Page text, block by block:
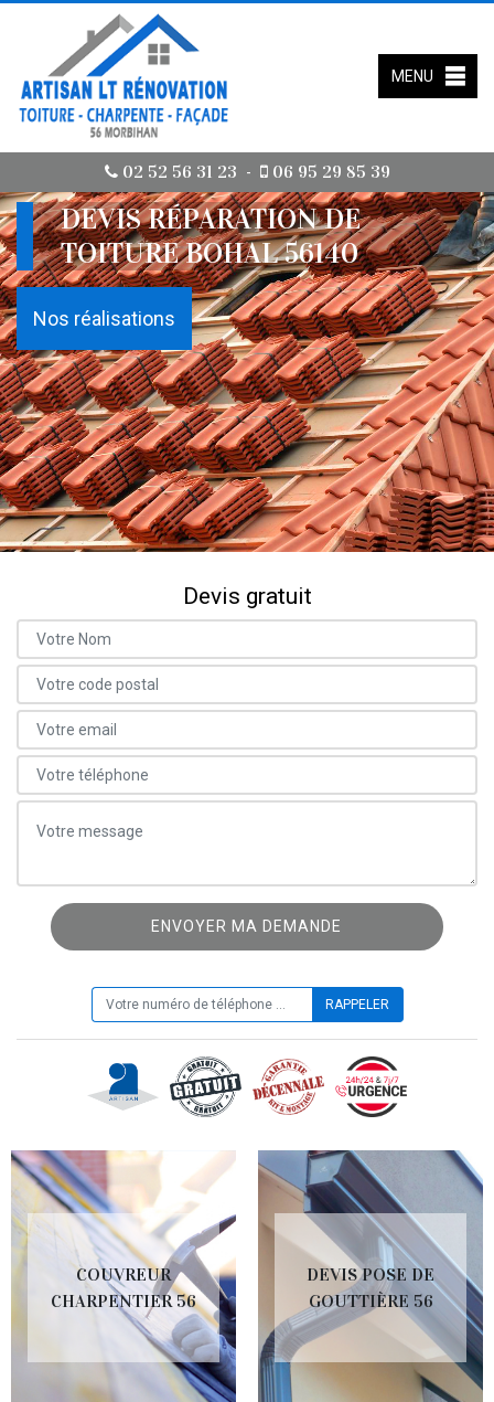
02 52 56 31 23 - 06 95 29 85 39
MENU
DEVIS RÉPARATION DE
TOITURE BOHAL 56140
Nos réalisations
Devis gratuit
COUVREUR
CHARPENTIER 56
DEVIS POSE DE
GOUTTIÈRE 56